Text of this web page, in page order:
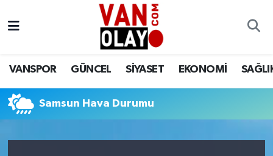
VANSPOR GÜNCEL SİYASET EKONOMİ
Samsun Hava Durumu
Siyaset
Ekonomi
Van Nöbetçi Eczaneler
Van Namaz Vakitleri
Van Trafik Yoğunluk Haritası